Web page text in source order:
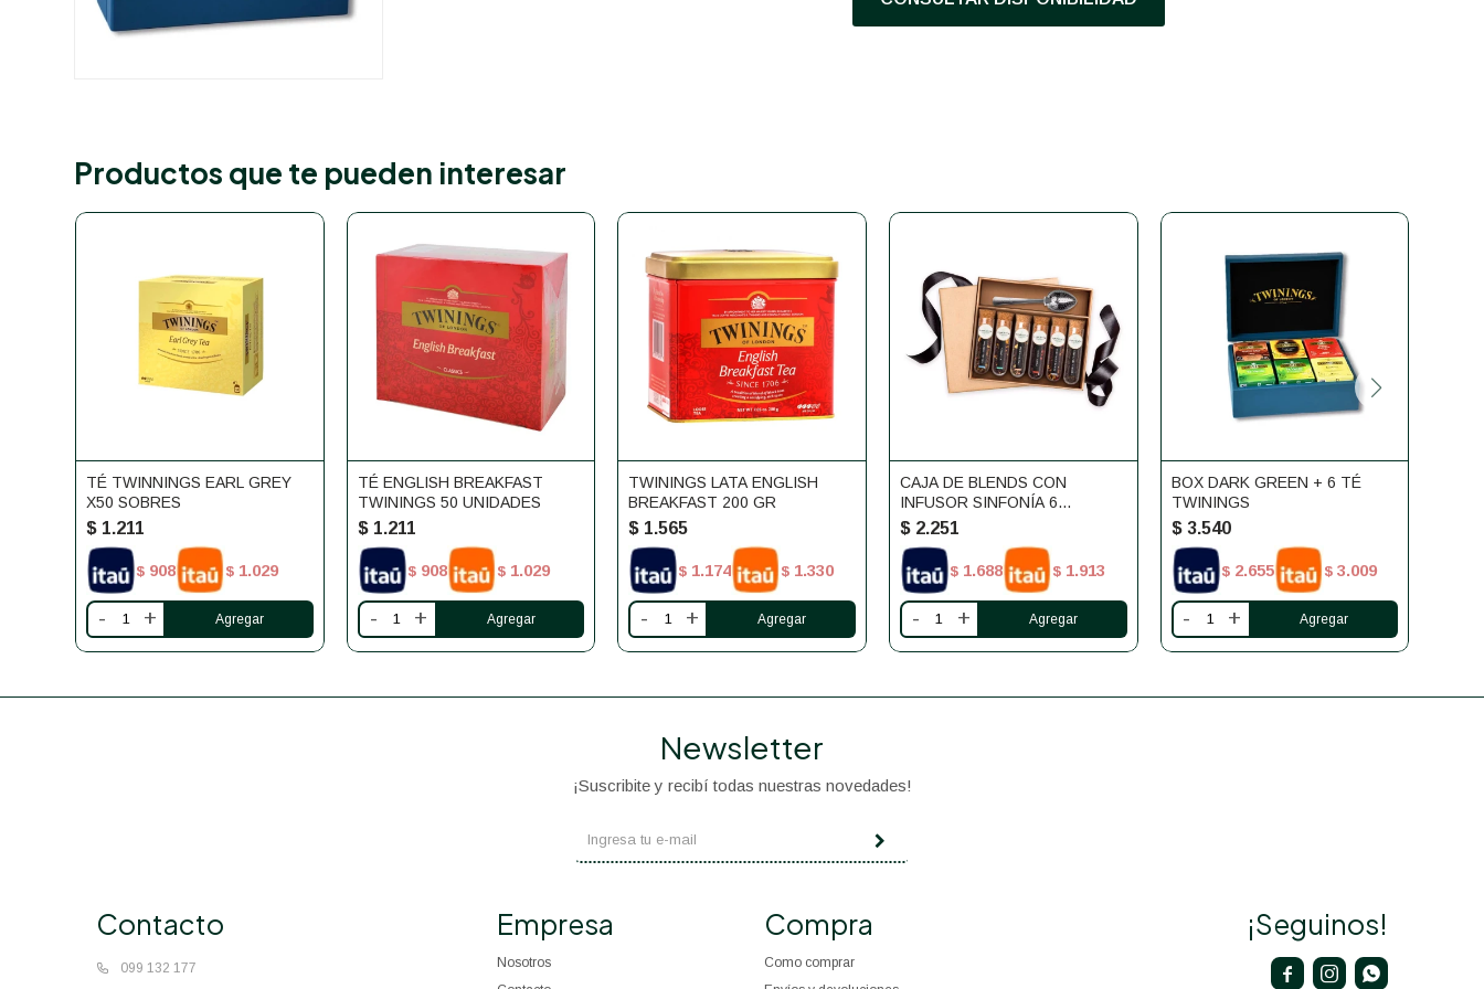
Productos que te pueden interesar
TÉ TWINNINGS EARL GREY
X50 SOBRES
$ 1.211
$ 908 $ 1.029
- +
TÉ ENGLISH BREAKFAST
TWININGS 50 UNIDADES
$ 1.211
$ 908 $ 1.029
- +
TWININGS LATA ENGLISH
BREAKFAST 200 GR
$ 1.565
$ 1.174 $ 1.330
- +
CAJA DE BLENDS CON
INFUSOR SINFONÍA 6
UNIDADES
$ 2.251
$ 1.688 $ 1.913
- +
BOX DARK GREEN + 6 TÉ
TWININGS
$ 3.540
$ 2.655 $ 3.009
- +
Contacto
099 132 177
Empresa
Nosotros
Compra
Como comprar
Newsletter
¡Suscribite y recibí todas nuestras novedades!
¡Seguinos!
  